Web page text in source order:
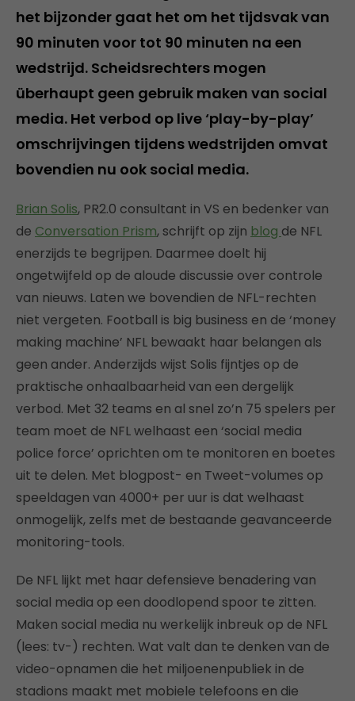
het bijzonder gaat het om het tijdsvak van
90 minuten voor tot 90 minuten na een
wedstrijd. Scheidsrechters mogen
überhaupt geen gebruik maken van social
media. Het verbod op live ‘play-by-play’
omschrijvingen tijdens wedstrijden omvat
bovendien nu ook social media.
Brian Solis, PR2.0 consultant in VS en bedenker van
de Conversation Prism, schrijft op zijn blog de NFL
enerzijds te begrijpen. Daarmee doelt hij
ongetwijfeld op de aloude discussie over controle
van nieuws. Laten we bovendien de NFL-rechten
niet vergeten. Football is big business en de ‘money
making machine’ NFL bewaakt haar belangen als
geen ander. Anderzijds wijst Solis fijntjes op de
praktische onhaalbaarheid van een dergelijk
verbod. Met 32 teams en al snel zo’n 75 spelers per
team moet de NFL welhaast een ‘social media
police force’ oprichten om te monitoren en boetes
uit te delen. Met blogpost- en Tweet-volumes op
speeldagen van 4000+ per uur is dat welhaast
onmogelijk, zelfs met de bestaande geavanceerde
monitoring-tools.
De NFL lijkt met haar defensieve benadering van
social media op een doodlopend spoor te zitten.
Maken social media nu werkelijk inbreuk op de NFL
(lees: tv-) rechten. Wat valt dan te denken van de
video-opnamen die het miljoenenpubliek in de
stadions maakt met mobiele telefoons en die